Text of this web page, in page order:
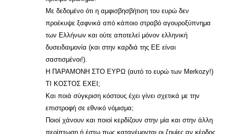
Με δεδομένο ότι η αμφισβησβήτιση του ευρώ δεν
προέκυψε ξαφνικά από κάποιο στραβό αγουροξύπνημα
των Ελλήνων και ούτε αποτελεί μόνον ελληνική
δυσειδαιμονία (και στην καρδιά της ΕΕ είναι
σαστισμένοι!).
Η ΠΑΡΑΜΟΝΗ ΣΤΟ ΕΥΡΩ (αυτό το ευρώ των Merkozy!)
ΤΙ ΚΟΣΤΟΣ ΕΧΕΙ;
Και ποιά σύγκριση κόστους έχει γίνει σχετικά με την
επιστροφή σε εθνικό νόμισμα;
Ποιοί χάνουν και ποιοί κερδίζουν στην μία και στην άλλη
περίπτωση ή έστω πως κατανέμονται οι ζημίες αν κέρδος